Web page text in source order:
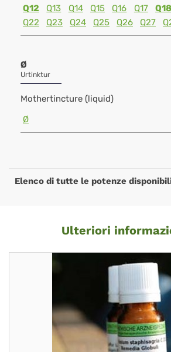
Q12
Q13 Q14 Q15 Q16 Q17 Q18
Q22
Q23 Q24 Q25 Q26 Q27
Ø
Urtinktur
Mothertincture (liquid)
Ø
Elenco di tutte le potenze
Ulteriori